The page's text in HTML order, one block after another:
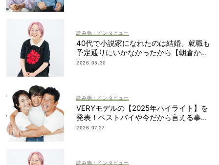
読み物・インタビュー
40代で小説家になれたのは結婚、就職も
予定通りにいかなかったから【朝倉かす
みさん】
2026.05.30
読み物・インタビュー
VERYモデルの【2025年ハイライト】を
発表！ベストバイや今だから言える事件
簿も大公開
2026.07.27
読み物・インタビュー